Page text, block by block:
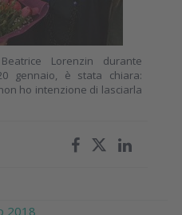
Lorenzin durante
gennaio, è stata chiara:
ho intenzione di lasciarla
2018